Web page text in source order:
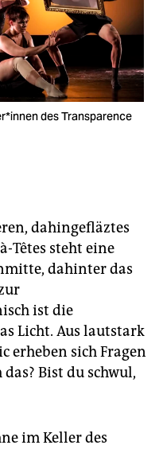
des Transparence
dahingefläztes
Têtes steht eine
dahinter das
ist die
Licht. Aus lautstark
erheben sich Fragen
Bist du schwul,
im Keller des